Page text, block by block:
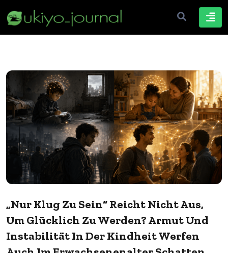
„Nur Klug Zu Sein“ Reicht Nicht Aus,
Um Glücklich Zu Werden? Armut Und
Instabilität In Der Kindheit Werfen